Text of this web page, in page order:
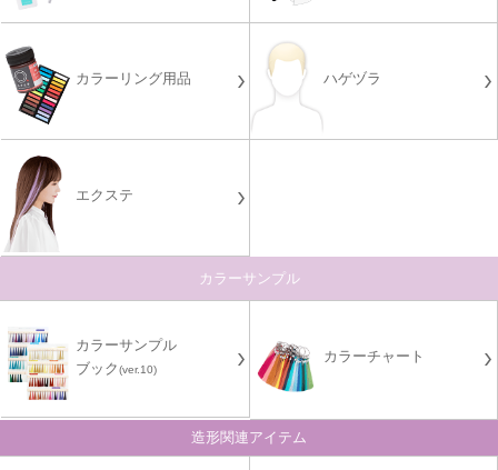
カラーリング用品 ハゲヅラ
エクステ
カラーサンプル
カラーサンプル
ブック(ver.10)
カラーチャート
造形関連アイテム